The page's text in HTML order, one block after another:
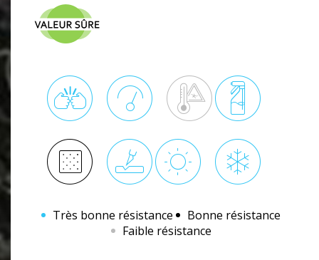
Très bonne résistance
Bonne résistance
Faible résistance